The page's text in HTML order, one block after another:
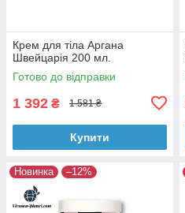
Крем для тіла Аргана
Швейцарія 200 мл.
Готово до відправки
1 392 ₴ 1 581 ₴
Купити
Новинка –12%